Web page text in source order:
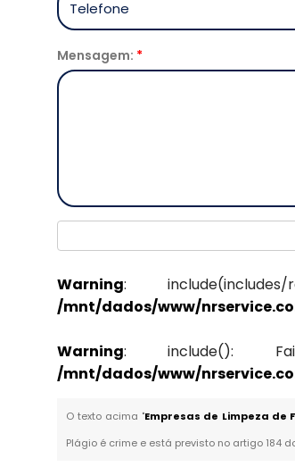
Mensagem: *
Warning:
/mnt/dados/www/
Warning: include():
/mnt/dados/www/
O texto acima "Empresas de Limpeza de
Plágio é crime e está previsto no artigo 184